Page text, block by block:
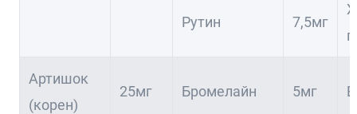
Рутин 7,5мг
Артишок
(корен)
25мг Бромелайн 5мг